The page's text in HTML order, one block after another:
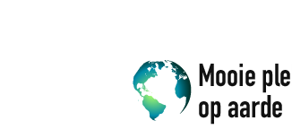
Mooie
plekken
op
aarde